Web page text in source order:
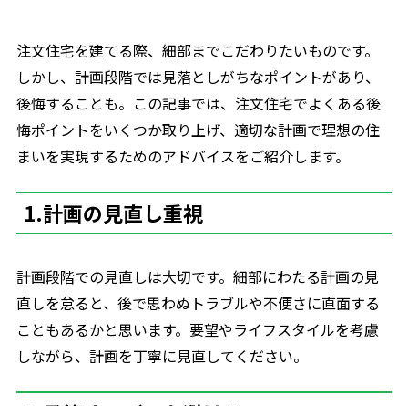
注文住宅を建てる際、細部までこだわりたいものです。
しかし、計画段階では見落としがちなポイントがあり、
後悔することも。この記事では、注文住宅でよくある後
悔ポイントをいくつか取り上げ、適切な計画で理想の住
まいを実現するためのアドバイスをご紹介します。
1.計画の見直し重視
計画段階での見直しは大切です。細部にわたる計画の見
直しを怠ると、後で思わぬトラブルや不便さに直面する
こともあるかと思います。要望やライフスタイルを考慮
しながら、計画を丁寧に見直してください。